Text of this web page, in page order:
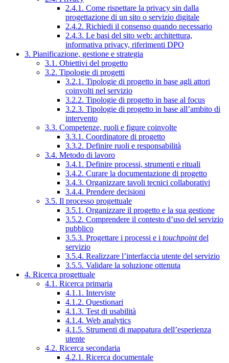
2.4.1. Come rispettare la privacy sin dalla
progettazione di un sito o servizio digitale
2.4.2. Richiedi il consenso quando necessario
2.4.3. Le basi del sito web: architettura,
informativa privacy, riferimenti DPO
3. Pianificazione, gestione e strategia
3.1. Obiettivi del progetto
3.2. Tipologie di progetti
3.2.1. Tipologie di progetto in base agli attori
coinvolti nel servizio
3.2.2. Tipologie di progetto in base al focus
3.2.3. Tipologie di progetto in base all’ambito di
intervento
3.3. Competenze, ruoli e figure coinvolte
3.3.1. Coordinatore di progetto
3.3.2. Definire ruoli e responsabilità
3.4. Metodo di lavoro
3.4.1. Definire processi, strumenti e rituali
3.4.2. Curare la documentazione di progetto
3.4.3. Organizzare tavoli tecnici collaborativi
3.4.4. Prendere decisioni
3.5. Il processo progettuale
3.5.1. Organizzare il progetto e la sua gestione
3.5.2. Comprendere il contesto d’uso del servizio
pubblico
3.5.3. Progettare i processi e i touchpointdel
servizio
3.5.4. Realizzare l’interfaccia utente del servizio
3.5.5. Validare la soluzione ottenuta
4. Ricerca progettuale
4.1. Ricerca primaria
4.1.1. Interviste
4.1.2. Questionari
4.1.3. Test di usabilità
4.1.4. Web analytics
4.1.5. Strumenti di mappatura dell’esperienza
utente
4.2. Ricerca secondaria
4.2.1. Ricerca documentale